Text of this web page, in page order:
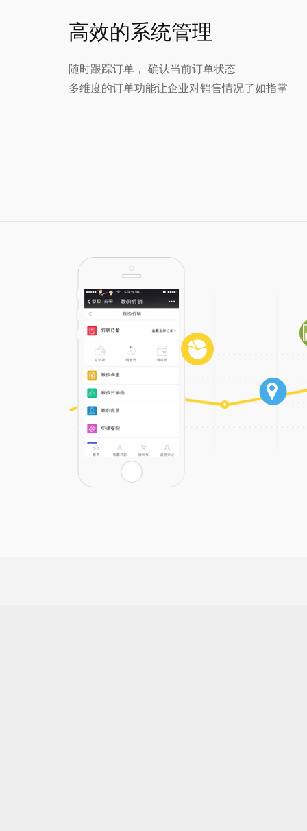
高效的系统管理
随时跟踪订单， 确认当前订单状态
多维度的订单功能让企业对销售情况了如指掌